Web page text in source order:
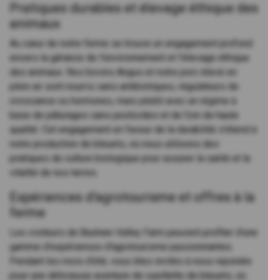
Pratiques durables et élevage éthique des
animaux
Au cœur de notre ferme se trouve un engagement profond
envers la gérance de l'environnement et l'élevage éthique
des animaux. Nos bovins Angus et notre porc élevé en
plein air sont nourris sans antibiotiques, régulateurs de
croissance ou hormones, mais plutôt avec un régime à
base de pâturages sans pesticides et de foin de haute
qualité. Cet engagement en faveur de la durabilité s'étend à
notre production de bleuets, où nous utilisons des
pratiques de culture biologique pour assurer la santé et la
vitalité de nos terres.
Expériences d'agrotourisme et offres à la
ferme
Les visiteurs de Bashaw Valley Farm peuvent profiter d'une
gamme d'expériences d'agrotourisme passionnantes.
Pendant les mois d'été, vous êtes invités à nous rejoindre
pour une délicieuse aventure de cueillette de bleuets, où